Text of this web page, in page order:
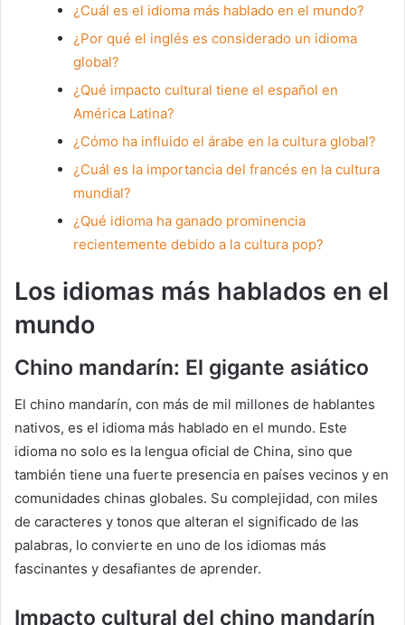
¿Cuál es el idioma más hablado en el mundo?
¿Por qué el inglés es considerado un idioma
global?
¿Qué impacto cultural tiene el español en
América Latina?
¿Cómo ha influido el árabe en la cultura global?
¿Cuál es la importancia del francés en la cultura
mundial?
¿Qué idioma ha ganado prominencia
recientemente debido a la cultura pop?
Los idiomas más hablados en el
mundo
Chino mandarín: El gigante asiático
El chino mandarín, con más de mil millones de hablantes
nativos, es el idioma más hablado en el mundo. Este
idioma no solo es la lengua oficial de China, sino que
también tiene una fuerte presencia en países vecinos y en
comunidades chinas globales. Su complejidad, con miles
de caracteres y tonos que alteran el significado de las
palabras, lo convierte en uno de los idiomas más
fascinantes y desafiantes de aprender.
Impacto cultural del chino mandarín